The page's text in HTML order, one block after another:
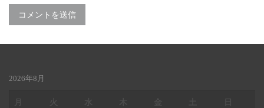
2026年8月